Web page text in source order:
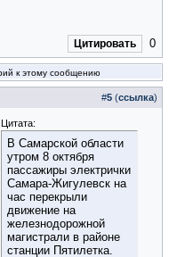
Цитировать 0
к этому сообщению
#5 (ссылка)
Цитата:
В Самарской области
утром 8 октября
пассажиры электрички
Самара-Жигулевск на
час перекрыли
движение на
железнодорожной
магистрали в районе
станции Пятилетка.